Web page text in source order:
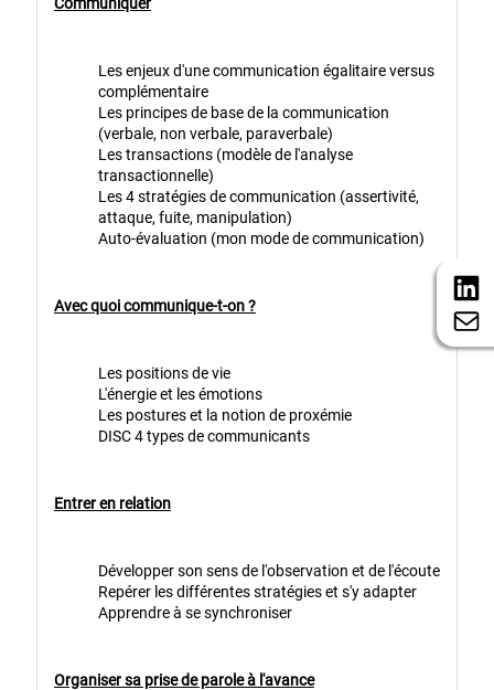
Les enjeux d'une communication égalitaire versus
complémentaire
Les principes de base de la communication
(verbale, non verbale, paraverbale)
Les transactions (modèle de l'analyse
transactionnelle)
Les 4 stratégies de communication (assertivité,
attaque, fuite, manipulation)
Auto-évaluation (mon mode de communication)
Avec quoi communique-t-on ?
Les positions de vie
L'énergie et les émotions
Les postures et la notion de proxémie
DISC 4 types de communicants
Entrer en relation
Développer son sens de l'observation et de l'écoute
Repérer les différentes stratégies et s'y adapter
Apprendre à se synchroniser
Organiser sa prise de parole à l'avance